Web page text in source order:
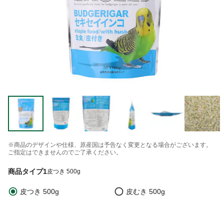
※商品のデザインや仕様、原産国は予告なく変更となる場合がございます。
ご指定はできませんのでご了承ください。
商品タイプ1皮つき 500g
皮つき 500g
皮むき 500g